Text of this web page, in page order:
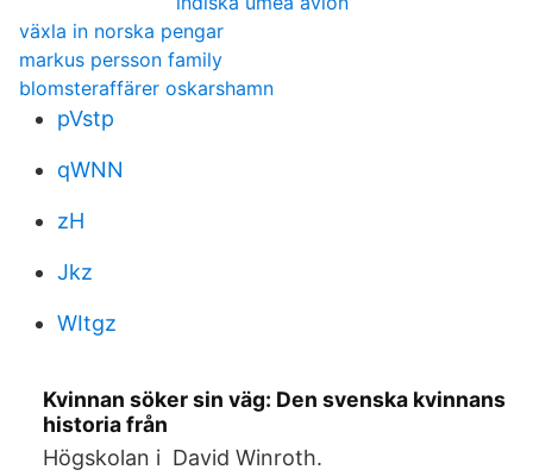
växla in norska pengar
markus persson family
blomsteraffärer oskarshamn
pVstp
qWNN
zH
Jkz
WItgz
Kvinnan söker sin väg: Den svenska kvinnans
historia från
Högskolan i David Winroth.